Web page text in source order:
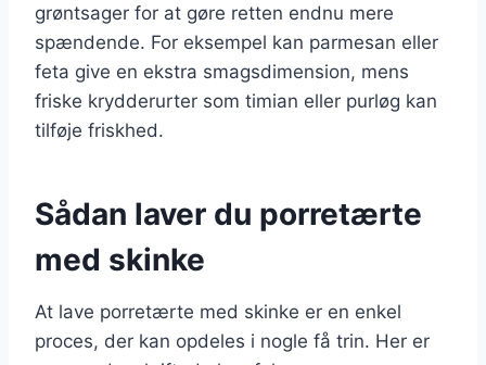
grøntsager for at gøre retten endnu mere
spændende. For eksempel kan parmesan eller
feta give en ekstra smagsdimension, mens
friske krydderurter som timian eller purløg kan
tilføje friskhed.
Sådan laver du porretærte
med skinke
At lave porretærte med skinke er en enkel
proces, der kan opdeles i nogle få trin. Her er